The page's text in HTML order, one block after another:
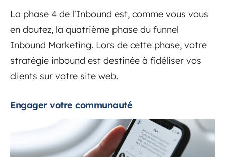
La phase 4 de l'Inbound est, comme vous vous
en doutez, la quatrième phase du funnel
Inbound Marketing. Lors de cette phase, votre
stratégie inbound est destinée à fidéliser vos
clients sur votre site web.
Engager votre communauté